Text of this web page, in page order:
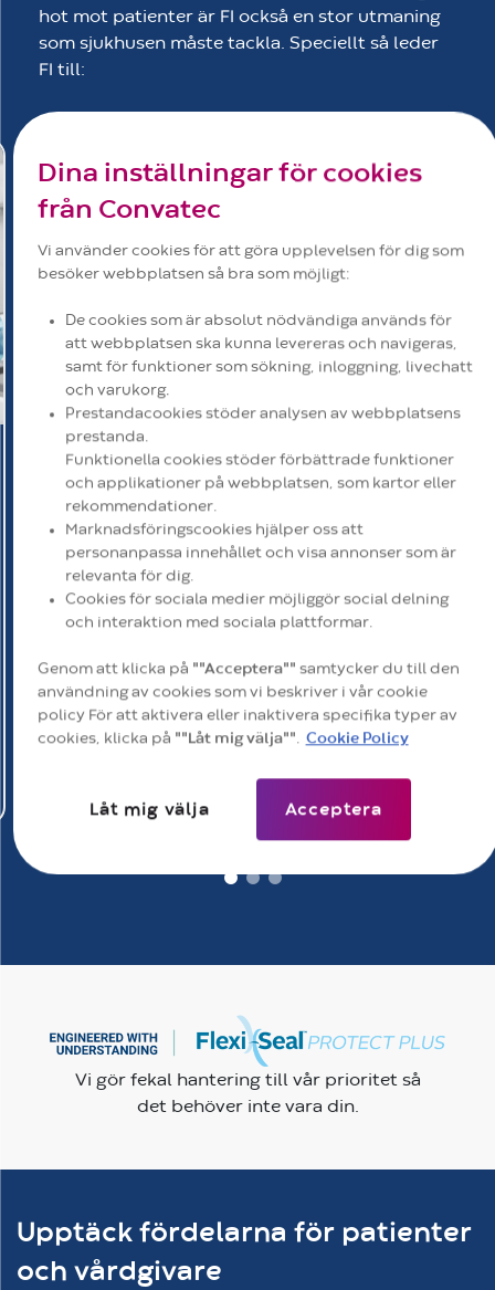
hot mot patienter är FI också en stor utmaning
som sjukhusen måste tackla. Speciellt så leder
FI till:
Ytterligare lidande för patienter
Förutom det rådande förhållandet som förde dem
till intensivvård kan patienterna få en ovärdig
upplevelse om FI inte hanteras effektivt.
Inlagda vuxna med fekal inkontinens löper 22 gånger
större risk att utveckla trycksår än patienter utan
fekal inkontinens 2.
Vi gör fekal hantering till vår prioritet så
det behöver inte vara din.
Upptäck fördelarna för patienter
och vårdgivare
Dina inställningar för cookies
från Convatec
Vi använder cookies för att göra upplevelsen för dig som
besöker webbplatsen så bra som möjligt:
De cookies som är absolut nödvändiga används för
att webbplatsen ska kunna levereras och navigeras,
samt för funktioner som sökning, inloggning, livechatt
och varukorg.
Prestandacookies stöder analysen av webbplatsens
prestanda.
Funktionella cookies stöder förbättrade funktioner
och applikationer på webbplatsen, som kartor eller
rekommendationer.
Marknadsföringscookies hjälper oss att
personanpassa innehållet och visa annonser som är
relevanta för dig.
Cookies för sociala medier möjliggör social delning
och interaktion med sociala plattformar.
Genom att klicka på ""Acceptera"" samtycker du till den
användning av cookies som vi beskriver i vår cookie
policy För att aktivera eller inaktivera specifika typer av
cookies, klicka på ""Låt mig välja"". Cookie Policy
Acceptera
Låt mig välja